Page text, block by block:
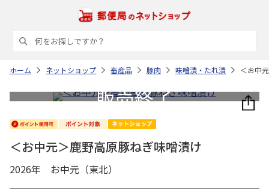
ホーム ネットショップ 畜産品 豚肉 味噌漬・たれ漬 ＜お中
＜お中元＞鹿野高原豚ねぎ味噌漬け
2026年 お中元（東北）